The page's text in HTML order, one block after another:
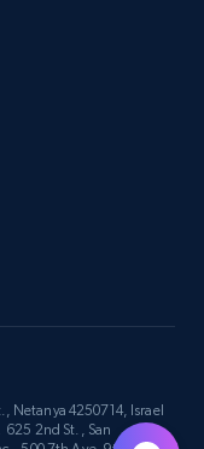
Netanya 4250714, Israel
625 2nd St., San